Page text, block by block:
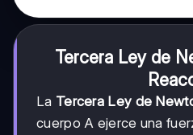
Tercera Ley de
La Tercera Ley de
cuerpo A ejerce una